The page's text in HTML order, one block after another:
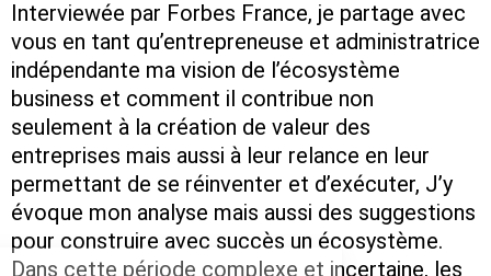
Interviewée par Forbes France, je partage avec
vous en tant qu’entrepreneuse et administratrice
indépendante ma vision de l’écosystème
business et comment il contribue non
seulement à la création de valeur des
entreprises mais aussi à leur relance en leur
permettant de se réinventer et d’exécuter, J’y
évoque mon analyse mais aussi des suggestions
pour construire avec succès un écosystème.
Dans cette période complexe et incertaine, les